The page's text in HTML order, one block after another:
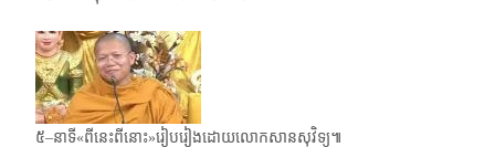
៥–នាទី«ពីនេះពីនោះ»រៀបរៀងដោយលោកសានសុវិទ្យ៕